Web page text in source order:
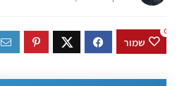
שמור
0